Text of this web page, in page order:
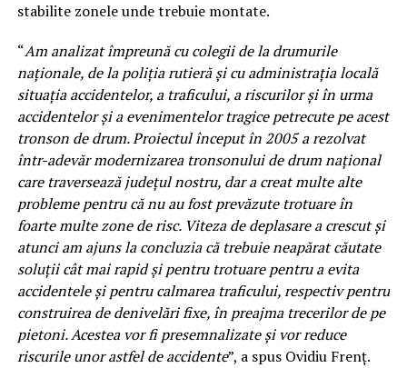
stabilite zonele unde trebuie montate.
“Am analizat împreună cu colegii de la drumurile
naţionale, de la poliţia rutieră şi cu administraţia locală
situaţia accidentelor, a traficului, a riscurilor şi în urma
accidentelor şi a evenimentelor tragice petrecute pe acest
tronson de drum. Proiectul început în 2005 a rezolvat
într-adevăr modernizarea tronsonului de drum naţional
care traversează judeţul nostru, dar a creat multe alte
probleme pentru că nu au fost prevăzute trotuare în
foarte multe zone de risc. Viteza de deplasare a crescut şi
atunci am ajuns la concluzia că trebuie neapărat căutate
soluţii cât mai rapid şi pentru trotuare pentru a evita
accidentele şi pentru calmarea traficului, respectiv pentru
construirea de denivelări fixe, în preajma trecerilor de pe
pietoni. Acestea vor fi presemnalizate şi vor reduce
riscurile unor astfel de accidente”, a spus Ovidiu Frenţ.